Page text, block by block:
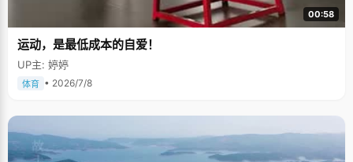
00:58
运动，是最低成本的自爱！
UP主: 婷婷
体育 • 2026/7/8